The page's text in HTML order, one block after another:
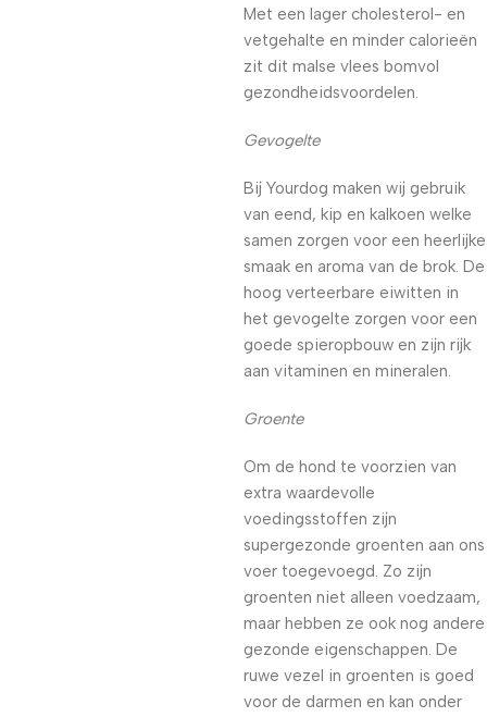
Met een lager cholesterol- en
vetgehalte en minder calorieën
zit dit malse vlees bomvol
gezondheidsvoordelen.
Gevogelte
Bij Yourdog maken wij gebruik
van eend, kip en kalkoen welke
samen zorgen voor een heerlijke
smaak en aroma van de brok. De
hoog verteerbare eiwitten in
het gevogelte zorgen voor een
goede spieropbouw en zijn rijk
aan vitaminen en mineralen.
Groente
Om de hond te voorzien van
extra waardevolle
voedingsstoffen zijn
supergezonde groenten aan ons
voer toegevoegd. Zo zijn
groenten niet alleen voedzaam,
maar hebben ze ook nog andere
gezonde eigenschappen. De
ruwe vezel in groenten is goed
voor de darmen en kan onder